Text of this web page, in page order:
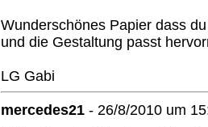
Wunderschönes Papier dass
und die Gestaltung passt
LG Gabi
mercedes21 - 26/8/2010 um